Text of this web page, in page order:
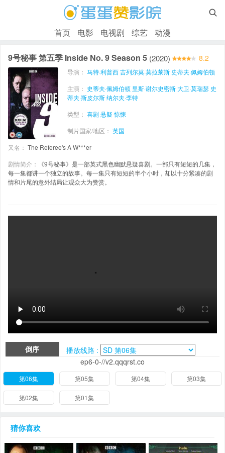

首页 电影 电视剧 综艺 动漫
9号秘事 第五季 Inside No. 9 Season 5 (2020) 8.2
导演： 马特·利普西吉列尔莫·莫拉莱斯 史蒂夫·佩姆伯顿
主演： 史蒂夫·佩姆伯顿 里斯·谢尔史密斯大卫·莫瑞瑟 史
蒂夫·斯皮尔斯纳尔夫·李特
类型： 喜剧悬疑 惊悚
制片国家/地区： 英国
又名： The Referee's A W***er
剧情简介：
《9号秘事》是一部英式黑色幽默悬疑喜剧。一部只有短短的几集，
每一集都讲一个独立的故事。每一集只有短短的半个小时，却以十分紧凑的剧
情和片尾的意外结局让观众大为赞赏。
倒序
播放线路 :
ep6-0-//v2.qqqrst.co
第06集 第05集 第04集 第03集
第02集 第01集
猜你喜欢